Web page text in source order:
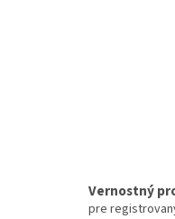
Vernostný
pre